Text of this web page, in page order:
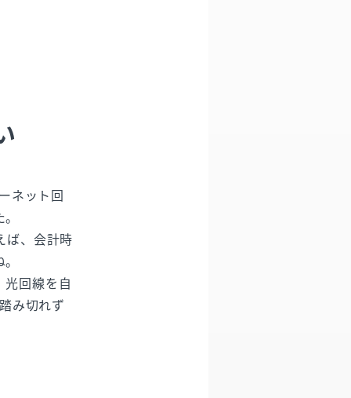
ネット回
ば、会計時
回線を自
み切れず